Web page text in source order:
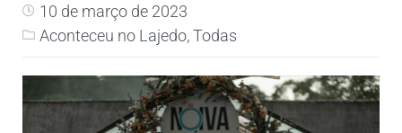
10 de março de 2023
Aconteceu no Lajedo,Todas